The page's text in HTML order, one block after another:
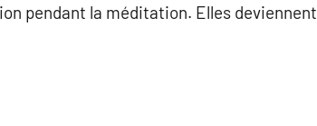
pendant la méditation. Elles deviennent